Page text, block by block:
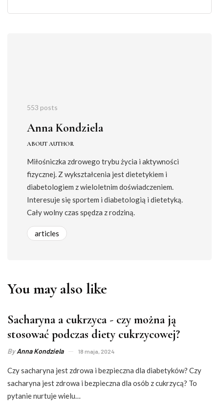
553 posts
Anna Kondziela
ABOUT AUTHOR
Miłośniczka zdrowego trybu życia i aktywności
fizycznej. Z wykształcenia jest dietetykiem i
diabetologiem z wieloletnim doświadczeniem.
Interesuje się sportem i diabetologią i dietetyką.
Cały wolny czas spędza z rodziną.
articles
You may also like
Sacharyna a cukrzyca - czy można ją
stosować podczas diety cukrzycowej?
ByAnna Kondziela 18 maja, 2024
Czy sacharyna jest zdrowa i bezpieczna dla diabetyków? Czy
sacharyna jest zdrowa i bezpieczna dla osób z cukrzycą? To
pytanie nurtuje wielu…